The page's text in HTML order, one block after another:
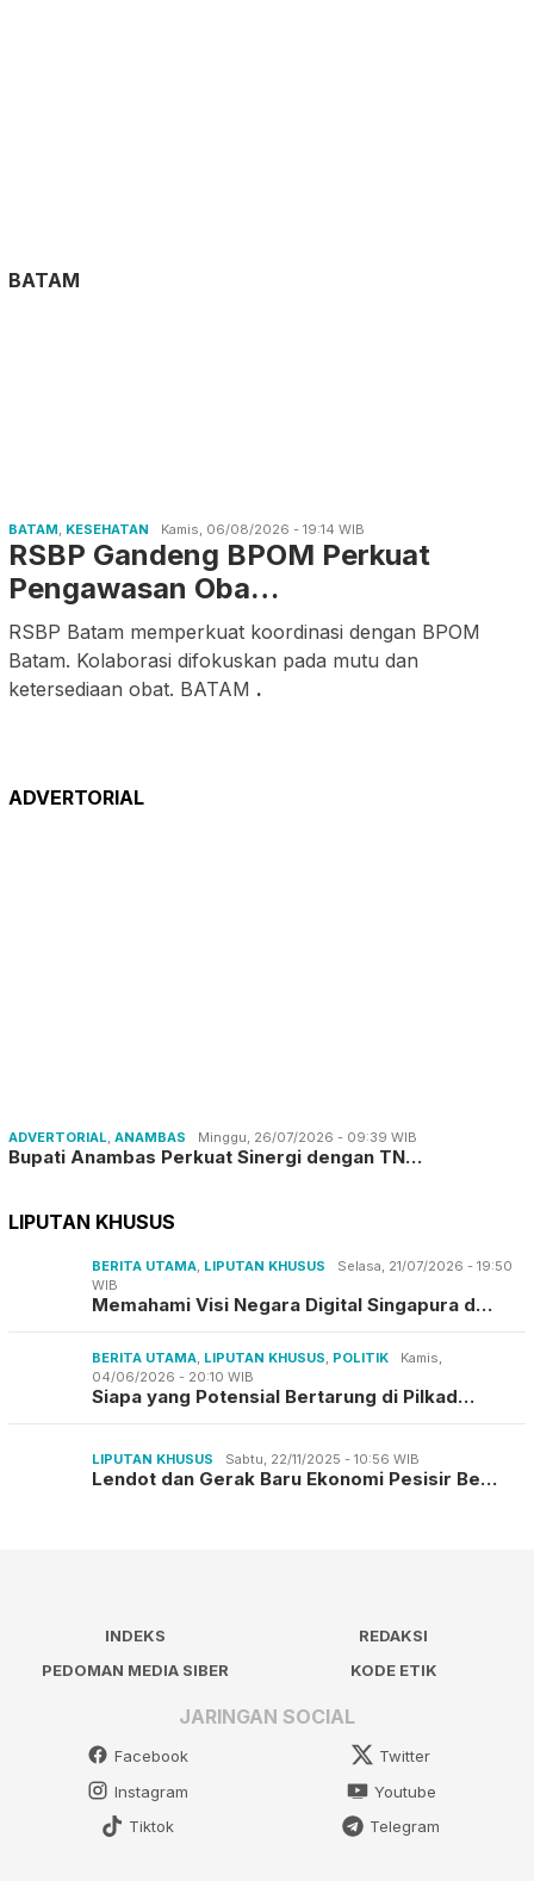
BATAM
BATAM, KESEHATAN Kamis, 06/08/2026 - 19:14 WIB
RSBP Gandeng BPOM Perkuat
Pengawasan Oba…
RSBP Batam memperkuat koordinasi dengan BPOM
Batam. Kolaborasi difokuskan pada mutu dan
ketersediaan obat. BATAM .
ADVERTORIAL
ADVERTORIAL, ANAMBAS Minggu, 26/07/2026 - 09:39 WIB
Bupati Anambas Perkuat Sinergi dengan TN…
LIPUTAN KHUSUS
BERITA UTAMA, LIPUTAN KHUSUS
Selasa, 21/07/2026 - 19:50
WIB
Memahami Visi Negara Digital Singapura d…
BERITA UTAMA, LIPUTAN KHUSUS, POLITIK
Kamis,
04/06/2026 - 20:10 WIB
Siapa yang Potensial Bertarung di Pilkad…
LIPUTAN KHUSUS Sabtu, 22/11/2025 - 10:56 WIB
Lendot dan Gerak Baru Ekonomi Pesisir Be…
INDEKS
REDAKSI
PEDOMAN MEDIA SIBER
KODE ETIK
JARINGAN SOCIAL
Facebook
Twitter
Instagram
Youtube
Tiktok
Telegram